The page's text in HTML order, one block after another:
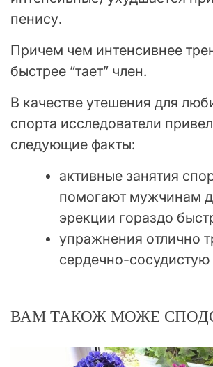
пенису.
Причем чем интенсивнее
быстрее “тает” член.
В качестве утешения для
спорта исследователи
следующие факты:
активные занятия
помогают мужчинам
эрекции гораздо
упражнения отлично
сердечно-сосудистую
ВАМ ТАКОЖ МОЖЕ